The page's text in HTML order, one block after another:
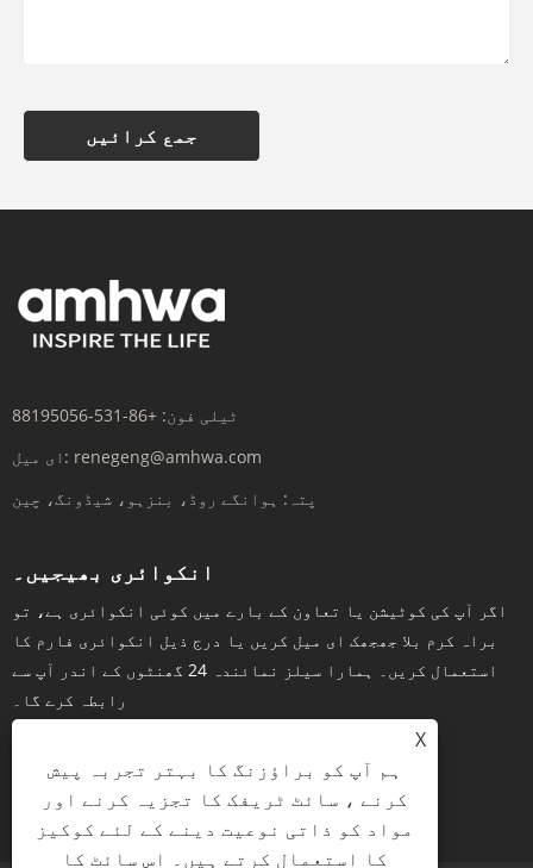
جمع کرائیں
ٹیلی فون: +86-531-88195056
ای میل: renegeng@amhwa.com
پتہ: ہوانگے روڈ، بنزہو، شیڈونگ، چین
انکوائری بھیجیں۔
اگر آپ کی کوٹیشن یا تعاون کے بارے میں کوئی انکوائری ہے، تو
براہ کرم بلا جھجھک ای میل کریں یا درج ذیل انکوائری فارم کا
استعمال کریں۔ ہمارا سیلز نمائندہ 24 گھنٹوں کے اندر آپ سے
رابطہ کرے گا۔
ابھی انکوائری کریں۔
X
ہم آپ کو براؤزنگ کا بہتر تجربہ پیش
کرنے ، سائٹ ٹریفک کا تجزیہ کرنے اور
مواد کو ذاتی نوعیت دینے کے لئے کوکیز
کا استعمال کرتے ہیں۔ اس سائٹ کا